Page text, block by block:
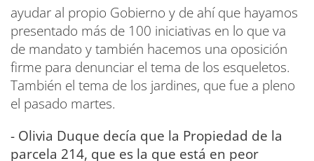
ayudar al propio Gobierno y de ahí que hayamos
presentado más de 100 iniciativas en lo que va
de mandato y también hacemos una oposición
firme para denunciar el tema de los esqueletos.
También el tema de los jardines, que fue a pleno
el pasado martes.
- Olivia Duque decía que la Propiedad de la
parcela 214, que es la que está en peor